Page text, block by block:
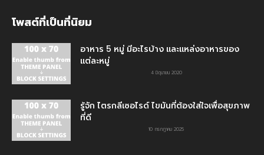
โพสต์ที่เป็นที่นิยม
อาหาร 5 หมู่ มีอะไรบ้าง และแหล่งอาหารของ
แต่ละหมู่
4 มิถุนายน 2020
รู้จัก ไตรกลีเซอไรด์ ไขมันที่ต้องใส่ใจเพื่อสุขภาพ
ที่ดี
10 กรกฎาคม 2025